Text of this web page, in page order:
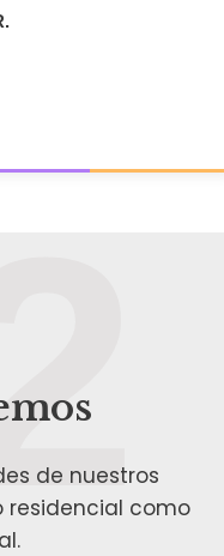
de nuestros
residencial como